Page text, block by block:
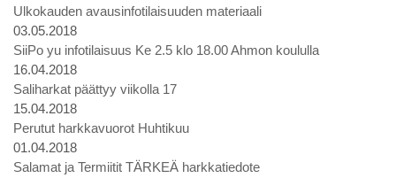
Ulkokauden avausinfotilaisuuden materiaali
03.05.2018
SiiPo yu infotilaisuus Ke 2.5 klo 18.00 Ahmon koululla
16.04.2018
Saliharkat päättyy viikolla 17
15.04.2018
Perutut harkkavuorot Huhtikuu
01.04.2018
Salamat ja Termiitit TÄRKEÄ harkkatiedote